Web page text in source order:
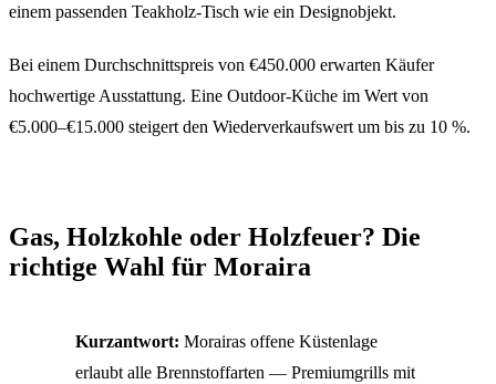
einem passenden Teakholz-Tisch wie ein Designobjekt.
Bei einem Durchschnittspreis von €450.000 erwarten Käufer
hochwertige Ausstattung. Eine Outdoor-Küche im Wert von
€5.000–€15.000 steigert den Wiederverkaufswert um bis zu 10 %.
Gas, Holzkohle oder Holzfeuer? Die
richtige Wahl für Moraira
Kurzantwort: Morairas offene Küstenlage
erlaubt alle Brennstoffarten — Premiumgrills mit